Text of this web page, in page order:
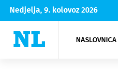
Nedjelja, 9. kolovoz 2026
NASLOVNICA